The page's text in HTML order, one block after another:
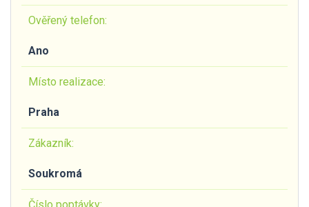
Ověřený telefon:
Ano
Místo realizace:
Praha
Zákazník:
Soukromá